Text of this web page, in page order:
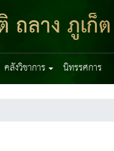
ลาง ภูเก็ต
คลังวิชาการ นิทรรศการ